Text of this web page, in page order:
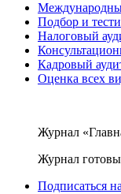
Подбор и
Налоговый
Кадровый
Оценка всех
Журнал
Журнал
Подписаться